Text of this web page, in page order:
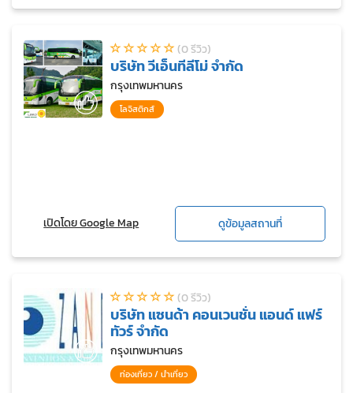
(0 รีวิว)
บริษัท วีเอ็นทีลีโม่ จำกัด
กรุงเทพมหานคร
โลจิสติกส์
เปิดโดย Google Map ดูข้อมูลสถานที่
(0 รีวิว)
บริษัท แซนด้า คอนเวนชั่น แอนด์ แฟร์
ทัวร์ จำกัด
กรุงเทพมหานคร
ท่องเที่ยว / นำเที่ยว